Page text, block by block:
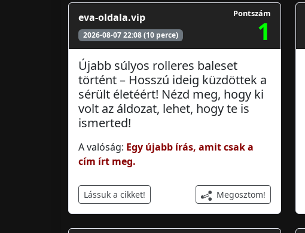
eva-oldala.vip
2026-08-07 22:08 (10 perce)
Pontszám
1
Újabb súlyos rolleres baleset
történt – Hosszú ideig küzdöttek a
sérült életéért! Nézd meg, hogy ki
volt az áldozat, lehet, hogy te is
ismerted!
A valóság: Egy újabb írás, amit csak a
cím írt meg.
Lássuk a cikket! Megosztom!